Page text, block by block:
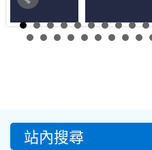
::: 站內搜尋